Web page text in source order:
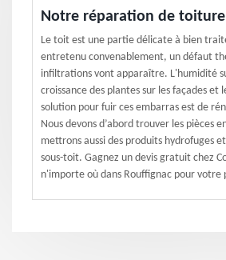
Notre réparation de toiture
Le toit est une partie délicate à bien
entretenu convenablement, un défaut
infiltrations vont apparaître. L'humidité
croissance des plantes sur les façades et
solution pour fuir ces embarras est de
Nous devons d’abord trouver les pièces
mettrons aussi des produits hydrofuges
sous-toit. Gagnez un devis gratuit chez
n'importe où dans Rouffignac pour